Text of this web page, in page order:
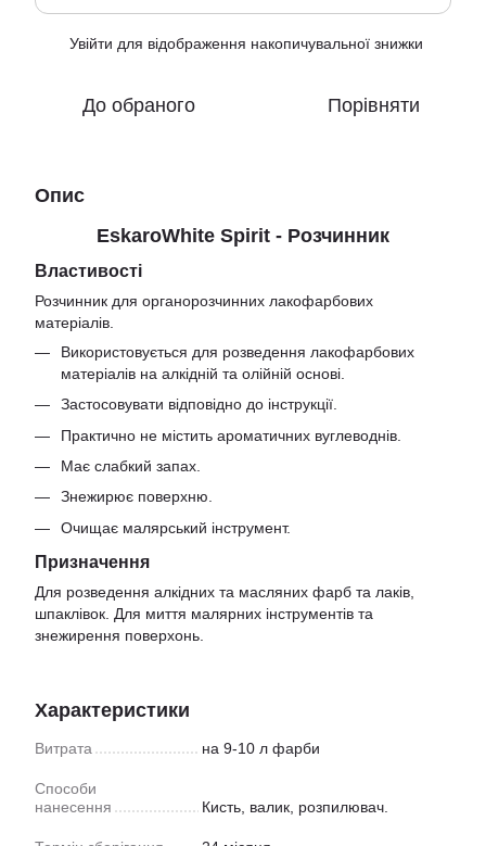
Увійти для відображення накопичувальної знижки
До обраного Порівняти
Опис
EskaroWhite Spirit - Розчинник
Властивості
Розчинник для органорозчинних лакофарбових
матеріалів.
Використовується для розведення лакофарбових
матеріалів на алкідній та олійній основі.
Застосовувати відповідно до інструкції.
Практично не містить ароматичних вуглеводнів.
Має слабкий запах.
Знежирює поверхню.
Очищає малярський інструмент.
Призначення
Для розведення алкідних та масляних фарб та лаків,
шпаклівок. Для миття малярних інструментів та
знежирення поверхонь.
Характеристики
Витрата на 9-10 л фарби
Способи
нанесення
Кисть, валик, розпилювач.